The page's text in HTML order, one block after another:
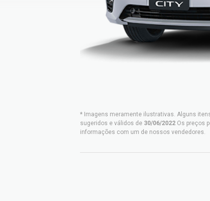
* Imagens meramente ilustrativas. Alguns
sugeridos e válidos de 30/06/2022 Os preços
informações com um de nossos vendedores.